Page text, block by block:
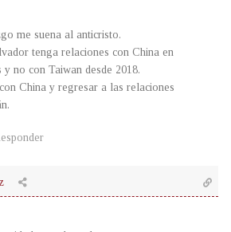
me suena al anticristo.
tenga relaciones con China en
no con Taiwan desde 2018.
China y regresar a las relaciones